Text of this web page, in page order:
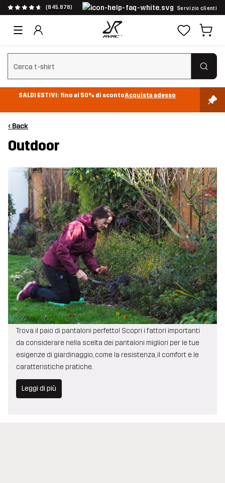
(845.878) Servizio clienti
Cancella ricerca
SALDI ESTIVI: fino al 50% di scontoAcquista adesso
‹ Back
Outdoor
Come scegliere i pantaloni per il giardinaggio
Trova il paio di pantaloni perfetto! Scopri i fattori importanti
da considerare nella scelta dei pantaloni migliori per le tue
esigenze di giardinaggio, come la resistenza, il comfort e le
caratteristiche pratiche.
Leggi di più